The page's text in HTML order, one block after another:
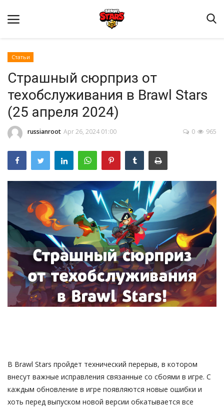
Домашняя
Видео
Contact
Terms & Conditions
Наш ФОРУМ
Gallery
Русский
Статьи
Страшный сюрприз от
техобслуживания в Brawl Stars
(25 апреля 2024)
russianroot Apr 26, 2024 01:00 965
0
В Brawl Stars пройдет технический перерыв, в котором
внесут важные исправления связанные со сбоями в игре. С
каждым обновление в игре появляются новые ошибки и
хоть перед выпуском новой версии обкатывается все